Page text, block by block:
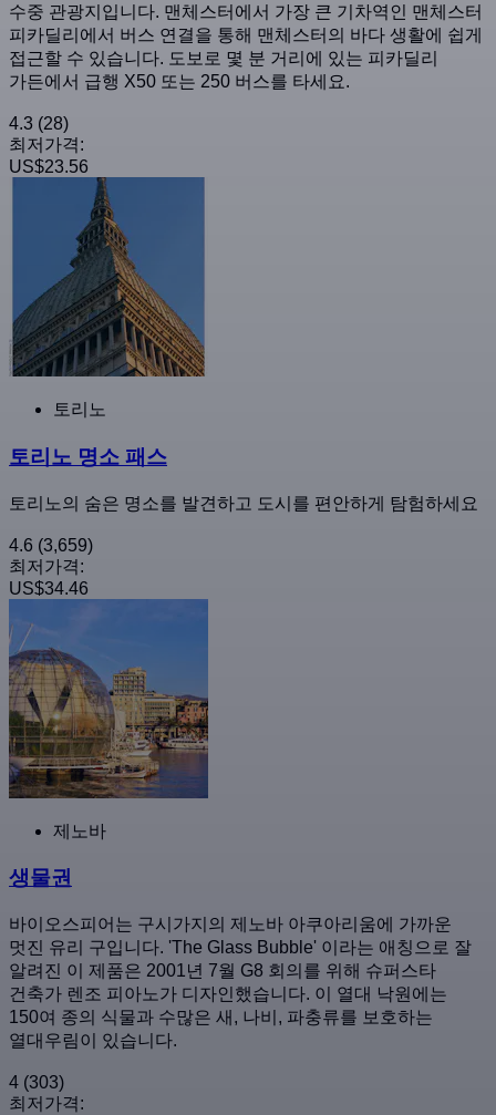
수중 관광지입니다. 맨체스터에서 가장 큰 기차역인 맨체스터
피카딜리에서 버스 연결을 통해 맨체스터의 바다 생활에 쉽게
접근할 수 있습니다. 도보로 몇 분 거리에 있는 피카딜리
가든에서 급행 X50 또는 250 버스를 타세요.
4.3 (28)
최저가격:
US$23.56
토리노
토리노 명소 패스
토리노의 숨은 명소를 발견하고 도시를 편안하게 탐험하세요
4.6 (3,659)
최저가격:
US$34.46
제노바
생물권
바이오스피어는 구시가지의 제노바 아쿠아리움에 가까운
멋진 유리 구입니다. 'The Glass Bubble' 이라는 애칭으로 잘
알려진 이 제품은 2001년 7월 G8 회의를 위해 슈퍼스타
건축가 렌조 피아노가 디자인했습니다. 이 열대 낙원에는
150여 종의 식물과 수많은 새, 나비, 파충류를 보호하는
열대우림이 있습니다.
4 (303)
최저가격: